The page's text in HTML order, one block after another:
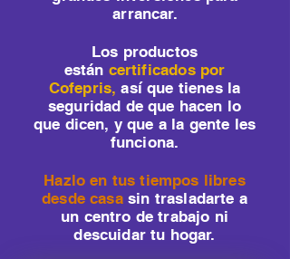
arrancar.
Los productos
están certificados por
Cofepris, así que tienes la
seguridad de que hacen lo
que dicen, y que a la gente les
funciona.
Hazlo en tus tiempos libres
desde casasin trasladarte a
un centro de trabajo ni
descuidar tu hogar.